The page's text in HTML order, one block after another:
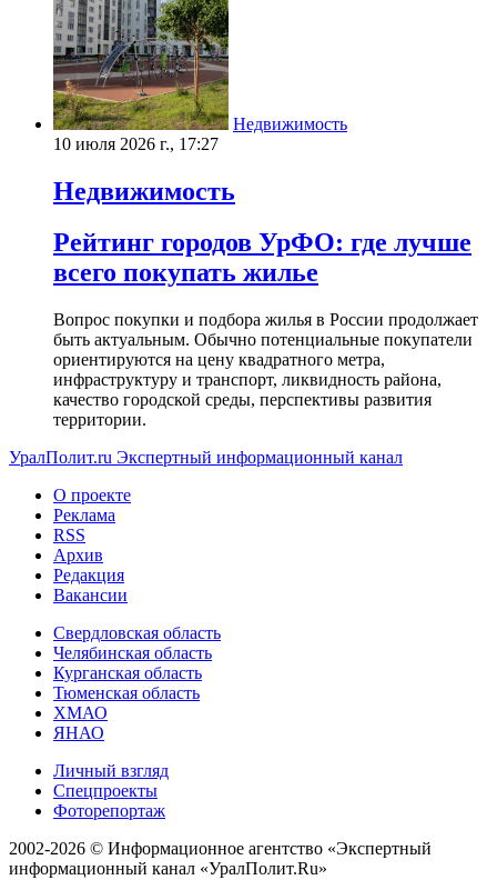
Недвижимость
10 июля 2026 г., 17:27
Недвижимость
Рейтинг городов УрФО: где лучше
всего покупать жилье
Вопрос покупки и подбора жилья в России продолжает
быть актуальным. Обычно потенциальные покупатели
ориентируются на цену квадратного метра,
инфраструктуру и транспорт, ликвидность района,
качество городской среды, перспективы развития
территории.
УралПолит.ru Экспертный информационный канал
О проекте
Реклама
RSS
Архив
Редакция
Вакансии
Свердловская область
Челябинская область
Курганская область
Тюменская область
ХМАО
ЯНАО
Личный взгляд
Спецпроекты
Фоторепортаж
2002-2026 © Информационное агентство «Экспертный
информационный канал «УралПолит.Ru»